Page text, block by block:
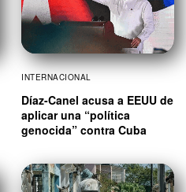
INTERNACIONAL
Díaz-Canel acusa a EEUU de
aplicar una “política
genocida” contra Cuba